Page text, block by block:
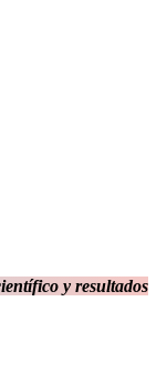
y resultados